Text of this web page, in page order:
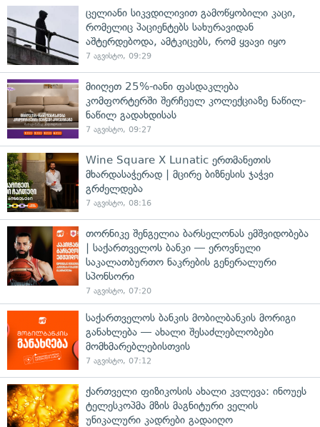
ცელიანი სიკვდილივით გამოწყობილი კაცი,
რომელიც პაციენტებს სახურავიდან
აშტერდებოდა, ამტკიცებს, რომ ყვავი იყო
7 აგვისტო, 09:29
მიიღეთ 25%-იანი ფასდაკლება
კომფორტერში შერჩეულ კოლექციაზე ნაწილ-
ნაწილ გადახდისას
7 აგვისტო, 09:27
Wine Square X Lunatic ერთმანეთის
მხარდასაჭერად | მცირე ბიზნესის ჯაჭვი
გრძელდება
7 აგვისტო, 08:16
თორნიკე შენგელია ბარსელონას ემშვიდობება
| საქართველოს ბანკი — ეროვნული
საკალათბურთო ნაკრების გენერალური
სპონსორი
7 აგვისტო, 07:20
საქართველოს ბანკის მობილბანკის მორიგი
განახლება — ახალი შესაძლებლობები
მომხმარებლებისთვის
7 აგვისტო, 07:12
ქართველი ფიზიკოსის ახალი კვლევა: ინოუეს
ტელესკოპმა მზის მაგნიტური ველის
უნიკალური კადრები გადაიღო